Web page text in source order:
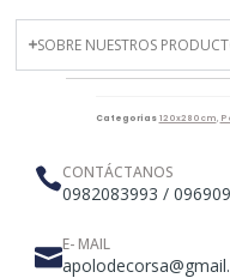
SOBRE NUESTROS
Categorías 120x280cm,
CONTÁCTANOS
0982083993 /
E- MAIL